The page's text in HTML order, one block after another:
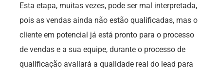
Esta etapa, muitas vezes, pode ser mal interpretada,
pois as vendas ainda não estão qualificadas, mas o
cliente em potencial já está pronto para o processo
de vendas e a sua equipe, durante o processo de
qualificação avaliará a qualidade real do lead para